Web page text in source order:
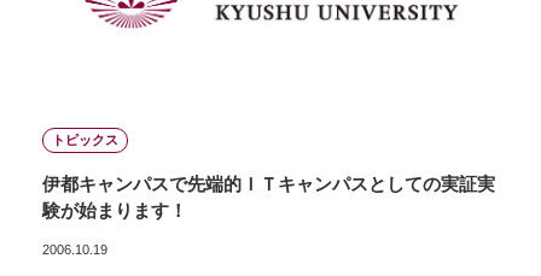
トピックス
伊都キャンパスで先端的ＩＴキャンパスとしての実証実
験が始まります！
2006.10.19